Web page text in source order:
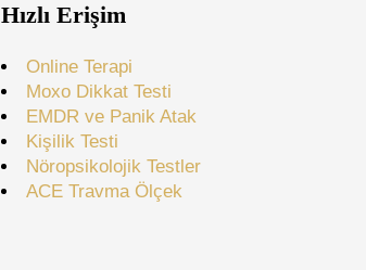
Hızlı Erişim
Online Terapi
Moxo Dikkat Testi
EMDR ve Panik Atak
Kişilik Testi
Nöropsikolojik Testler
ACE Travma Ölçek